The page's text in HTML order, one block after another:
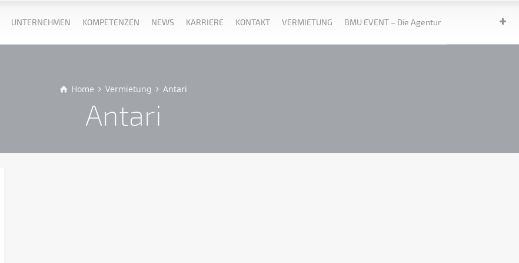
UNTERNEHMEN KOMPETENZEN NEWS KARRIERE KONTAKT VERMIETUNG BMU EVENT – Die Agentur
Home Vermietung Antari
Antari